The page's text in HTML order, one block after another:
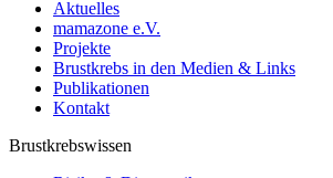
Aktuelles
mamazone e.V.
Projekte
Brustkrebs in den Medien & Links
Publikationen
Kontakt
Brustkrebswissen